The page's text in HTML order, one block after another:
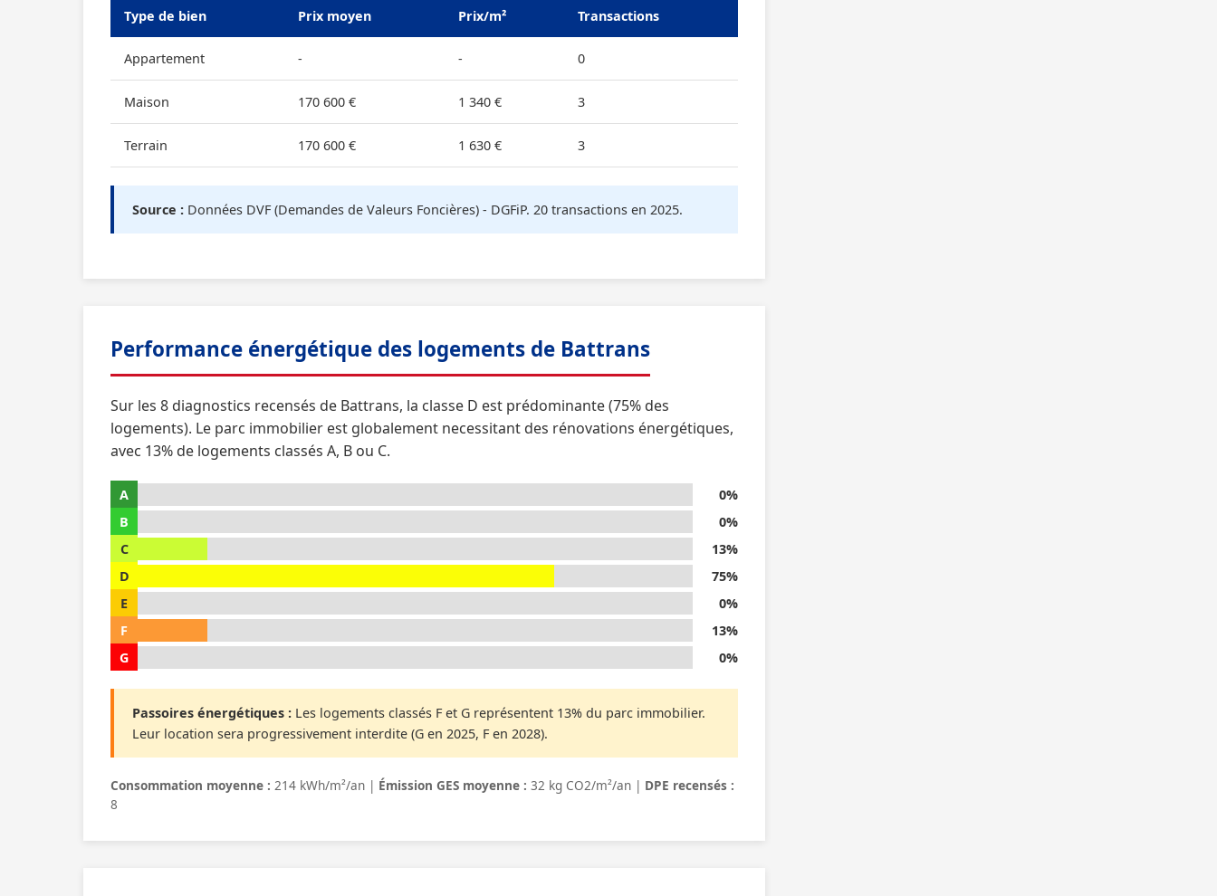
Type de bien Prix moyen Prix/m² Transactions
Appartement - - 0
Maison 170 600 € 1 340 € 3
Terrain 170 600 € 1 630 € 3
Source : Données DVF (Demandes de Valeurs Foncières) - DGFiP. 20 transactions en 2025.
Performance énergétique des logements de Battrans
Sur les 8 diagnostics recensés de Battrans, la classe D est prédominante (75% des
logements). Le parc immobilier est globalement necessitant des rénovations énergétiques,
avec 13% de logements classés A, B ou C.
A
0%
B
0%
C
13%
D
75%
E
0%
F
13%
G
0%
Passoires énergétiques : Les logements classés F et G représentent 13% du parc immobilier.
Leur location sera progressivement interdite (G en 2025, F en 2028).
Consommation moyenne : 214 kWh/m²/an | Émission GES moyenne : 32 kg CO2/m²/an | DPE recensés :
8